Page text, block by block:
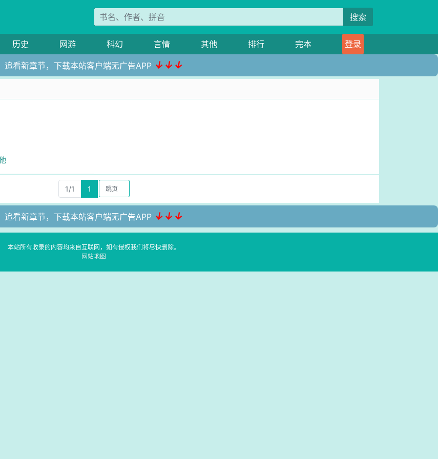
搜索
历史 网游 科幻 言情 其他 排行 完本 登录
追看新章节，下载本站客户端无广告APP ↓↓↓
1/1 1
追看新章节，下载本站客户端无广告APP ↓↓↓
本站所有收录的内容均来自互联网，如有侵权我们将尽快删除。
网站地图